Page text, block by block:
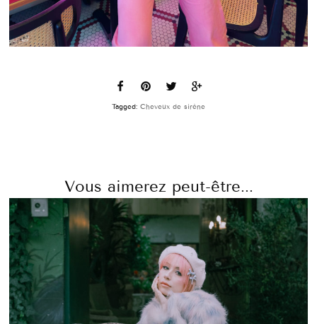
Tagged: Cheveux de sirène
Vous aimerez peut-être...